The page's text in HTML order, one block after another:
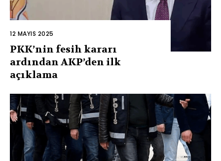
12 MAYIS 2025
PKK’nin fesih kararı
ardından AKP’den ilk
açıklama